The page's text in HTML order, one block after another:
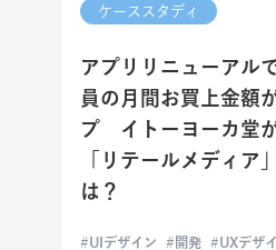
ケーススタディ
アプリリニューアル
員の月間お買上金額
プ イトーヨーカ堂
「リテールメディア
は？
UIデザイン 開発
UXデザ